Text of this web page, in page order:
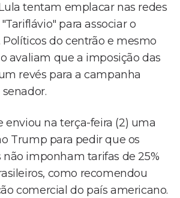
tentam emplacar nas redes
para associar o
Políticos do centrão e mesmo
avaliam que a imposição das
revés para a campanha
enviou na terça-feira (2) uma
Trump para pedir que os
não imponham tarifas de 25%
como recomendou
comercial do país americano.